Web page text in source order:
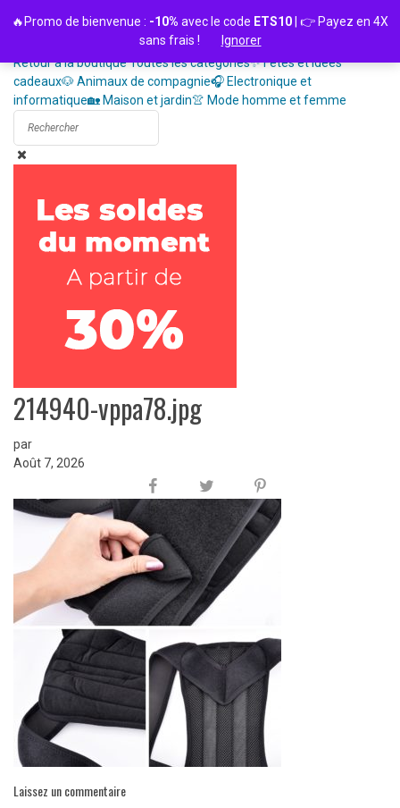
Retour à la boutiqueToutes les catégories✨ Fêtes et idées
cadeaux🐶 Animaux de compagnie🎧 Electronique et
informatique🏡 Maison et jardin👚 Mode homme et femme
214940-vppa78.jpg
par
Août 7, 2026
Laissez un commentaire
🔥Promo de bienvenue : -10% avec le code ETS10 | 👉 Payez en 4X
sans frais !
Ignorer